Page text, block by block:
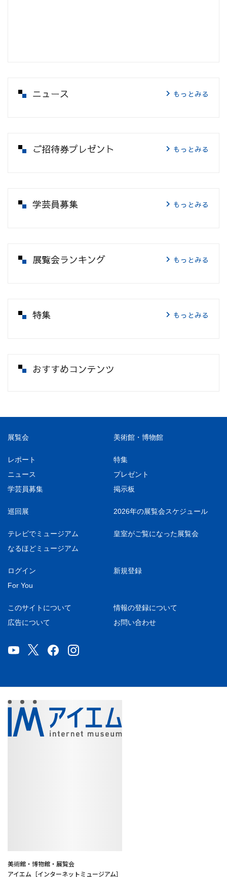
ニュース もっとみる
ご招待券プレゼント もっとみる
学芸員募集 もっとみる
展覧会ランキング もっとみる
特集 もっとみる
おすすめコンテンツ
展覧会 美術館・博物館
レポート
特集
ニュース
プレゼント
学芸員募集
掲示板
巡回展 2026年の展覧会スケジュール
テレビでミュージアム
皇室がご覧になった展覧会
なるほどミュージアム
ログイン
新規登録
For You
このサイトについて
情報の登録について
広告について
お問い合わせ
美術館・博物館・展覧会
アイエム［インターネットミュージアム］